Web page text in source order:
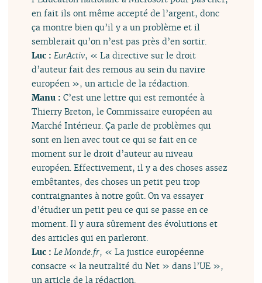
en fait ils ont même accepté de l’argent, donc
ça montre bien qu’il y a un problème et il
semblerait qu’on n’est pas près d’en sortir.
Luc :EurActiv, « La directive sur le droit
d’auteur fait des remous au sein du navire
européen », un article de la rédaction.
Manu :C’est une lettre qui est remontée à
Thierry Breton, le Commissaire européen au
Marché Intérieur. Ça parle de problèmes qui
sont en lien avec tout ce qui se fait en ce
moment sur le droit d’auteur au niveau
européen. Effectivement, il y a des choses assez
embêtantes, des choses un petit peu trop
contraignantes à notre goût. On va essayer
d’étudier un petit peu ce qui se passe en ce
moment. Il y aura sûrement des évolutions et
des articles qui en parleront.
Luc :Le Monde.fr, « La justice européenne
consacre « la neutralité du Net » dans l’UE »,
un article de la rédaction.